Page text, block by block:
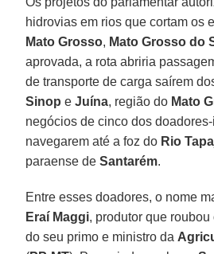
hidrovias em rios que cortam os
Mato Grosso, Mato Grosso do
aprovada, a rota abriria
de transporte de carga saírem
Sinop eJuína, região do Mato
negócios de cinco dos
navegarem até a foz do Rio
paraense deSantarém.
Entre esses doadores, o nome
Eraí Maggi, produtor que
do seu primo e ministro da